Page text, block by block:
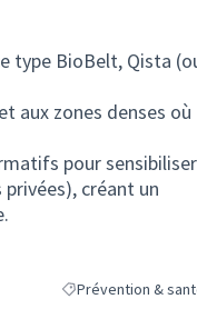
type BioBelt, Qista
aux zones denses où
pour sensibiliser
créant un
Filtrer les résultats
Prévention &